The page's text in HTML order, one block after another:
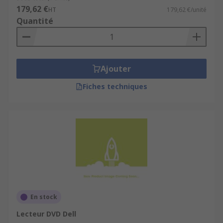
données que sur un CD.
179,62 €HT 179,62 €/unité
Quantité
Ajouter
Fiches techniques
En stock
Lecteur DVD Dell